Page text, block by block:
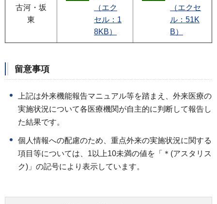
古河・坂
東
（エク
セル：1
8KB）
（エクセ
ル：51K
B）
留意事項
上記は外来機能報告マニュアル等を踏まえ、外来医療の
実施状況について各医療機関が自主的に判断して報告し
た結果です。
個人情報への配慮のため、重点外来の実施状況に関する
項目等については、1以上10未満の値を「＊(アスタリス
ク)」の記号により表示しています。